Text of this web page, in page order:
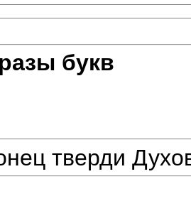
букв
тверди